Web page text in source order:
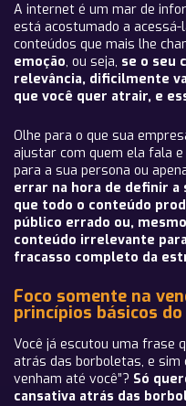
A internet é um mar de
está acostumado a
conteúdos que mais lhe
emoção, ou seja, se o seu
relevância, dificilmente
que você quer atrair, e
Olhe para o que sua
ajustar com quem ela fala
para a sua persona ou
errar na hora de definir a
que todo o conteúdo
público errado ou,
conteúdo irrelevante
fracasso completo da
Foco somente na
princípios básicos
Você já escutou uma frase
atrás das borboletas, e sim
venham até você”? Só
cansativa atrás das